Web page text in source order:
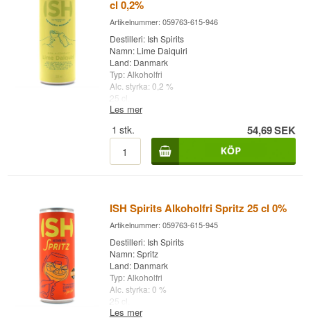
cl 0,2%
Artikelnummer: 059763-615-946
Destilleri: Ish Spirits
Namn: Lime Daiquiri
Land: Danmark
Typ: Alkoholfri
Alc. styrka: 0,2 %
25 cl.
Les mer
1 stk. 54,69SEK
ISH Spirits Alkoholfri Spritz 25 cl 0%
Artikelnummer: 059763-615-945
Destilleri: Ish Spirits
Namn: Spritz
Land: Danmark
Typ: Alkoholfri
Alc. styrka: 0 %
25 cl.
Les mer